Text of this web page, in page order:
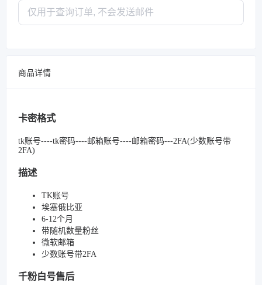
商品详情
卡密格式
tk账号----tk密码----邮箱账号----邮箱密码---2FA(少数账号带
2FA)
描述
TK账号
埃塞俄比亚
6-12个月
带随机数量粉丝
微软邮箱
少数账号带2FA
千粉白号售后